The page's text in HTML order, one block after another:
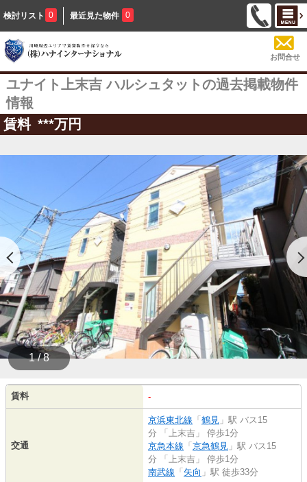
検討リスト 0 最近見た物件 0
お問合せ
ユナイト上末吉 ハルシュタットの過去掲載物件
情報
賃料 ***万円
1 / 8
賃料 -
交通
京浜東北線 「 鶴見 」駅 バス15
分 「上末吉」 停歩1分
京急本線 「 京急鶴見 」駅 バス15
分 「上末吉」 停歩1分
南武線 「 矢向 」駅 徒歩33分